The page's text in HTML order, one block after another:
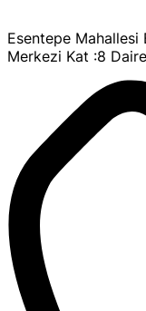
Esentepe Mahallesi
Merkezi Kat :8